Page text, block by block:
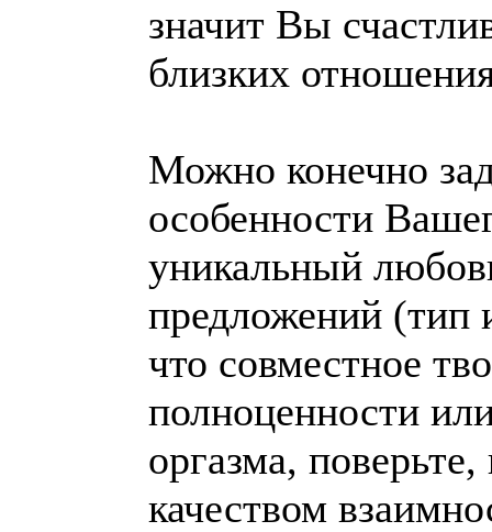
значит Вы
близких
Можно конечно
особенности
уникальный
предложений (тип
что совместное
полноценности
оргазма,
качеством